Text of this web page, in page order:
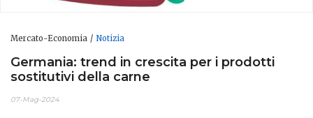
Mercato-Economia Notizia
Germania: trend in crescita per i prodotti
sostitutivi della carne
07-Mag-2024